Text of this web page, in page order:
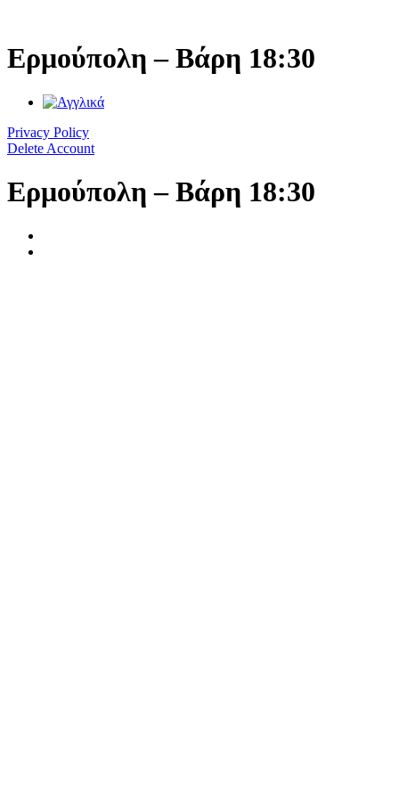
περιεχόμενο
Ερμούπολη – Βάρη 18:30
Privacy Policy
Delete Account
Ερμούπολη – Βάρη 18:30